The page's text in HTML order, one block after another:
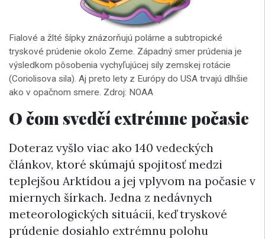
Fialové a žlté šípky znázorňujú polárne a subtropické
tryskové prúdenie okolo Zeme. Západný smer prúdenia je
výsledkom pôsobenia vychyľujúcej sily zemskej rotácie
(Coriolisova sila). Aj preto lety z Európy do USA trvajú dlhšie
ako v opačnom smere. Zdroj: NOAA
O čom svedčí extrémne počasie
Doteraz vyšlo viac ako 140 vedeckých
článkov, ktoré skúmajú spojitosť medzi
teplejšou Arktídou a jej vplyvom na počasie v
miernych šírkach. Jedna z nedávnych
meteorologických situácií, keď tryskové
prúdenie dosiahlo extrémnu polohu